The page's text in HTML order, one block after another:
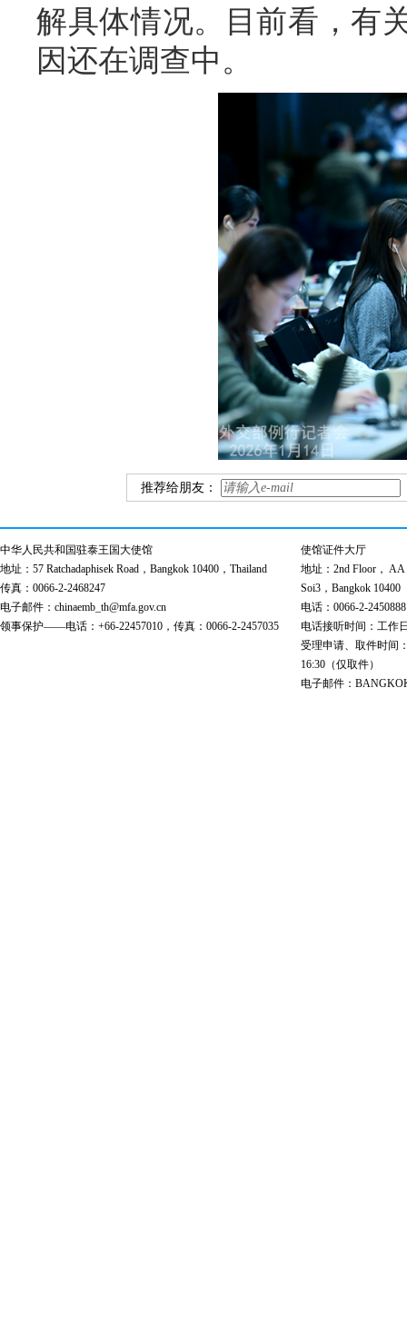
解具体情况。目前看，有
因还在调查中。
推荐给朋友：
中华人民共和国驻泰王国大使馆
地址：57 Ratchadaphisek Road，Bangkok 10400，Thailand
传真：0066-2-2468247
电子邮件：chinaemb_th@mfa.gov.cn
领事保护——电话：+66-22457010，传真：0066-2-2457035
使馆证件大厅
地址：2nd Floor， AA
Soi3，Bangkok 10400
电话：0066-2-
电话接听时间：工作
受理申请、取件时间
16:30（仅取件）
电子邮件：